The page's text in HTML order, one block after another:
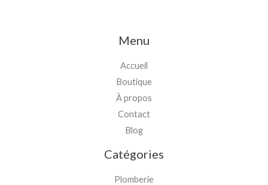
Menu
Accueil
Boutique
À propos
Contact
Blog
Catégories
Plomberie